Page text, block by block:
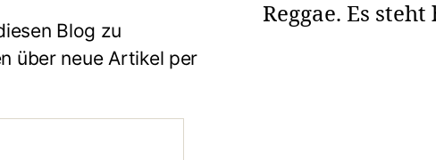
Blog zu
über neue Artikel per
Reggae. Es